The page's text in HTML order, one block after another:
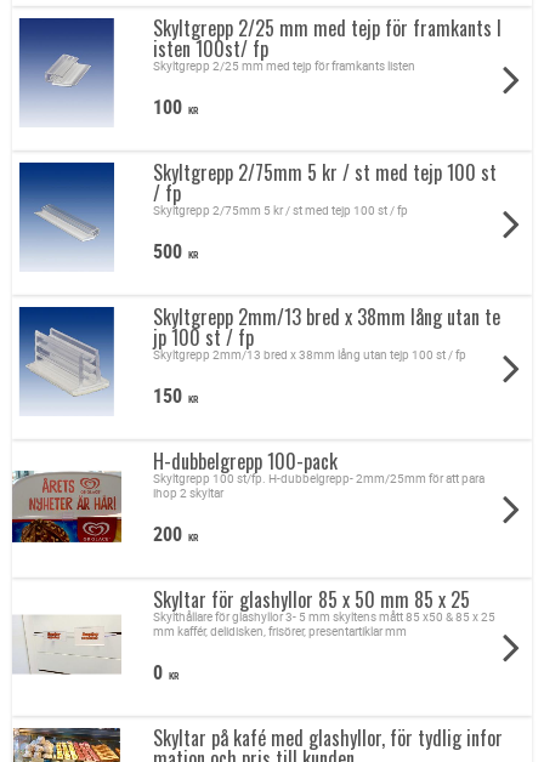
Skyltgrepp 2/25 mm med tejp för framkants l
isten 100st/ fp
Skyltgrepp 2/25 mm med tejp för framkants listen
100 KR
Skyltgrepp 2/75mm 5 kr / st med tejp 100 st
/ fp
Skyltgrepp 2/75mm 5 kr / st med tejp 100 st / fp
500 KR
Skyltgrepp 2mm/13 bred x 38mm lång utan te
jp 100 st / fp
Skyltgrepp 2mm/13 bred x 38mm lång utan tejp 100 st / fp
150 KR
H-dubbelgrepp 100-pack
Skyltgrepp 100 st/fp. H-dubbelgrepp- 2mm/25mm för att para
ihop 2 skyltar
200 KR
Skyltar för glashyllor 85 x 50 mm 85 x 25
Skylthållare för glashyllor 3- 5 mm skyltens mått 85 x50 & 85 x 25
mm kaffér, delidisken, frisörer, presentartiklar mm
0 KR
Skyltar på kafé med glashyllor, för tydlig infor